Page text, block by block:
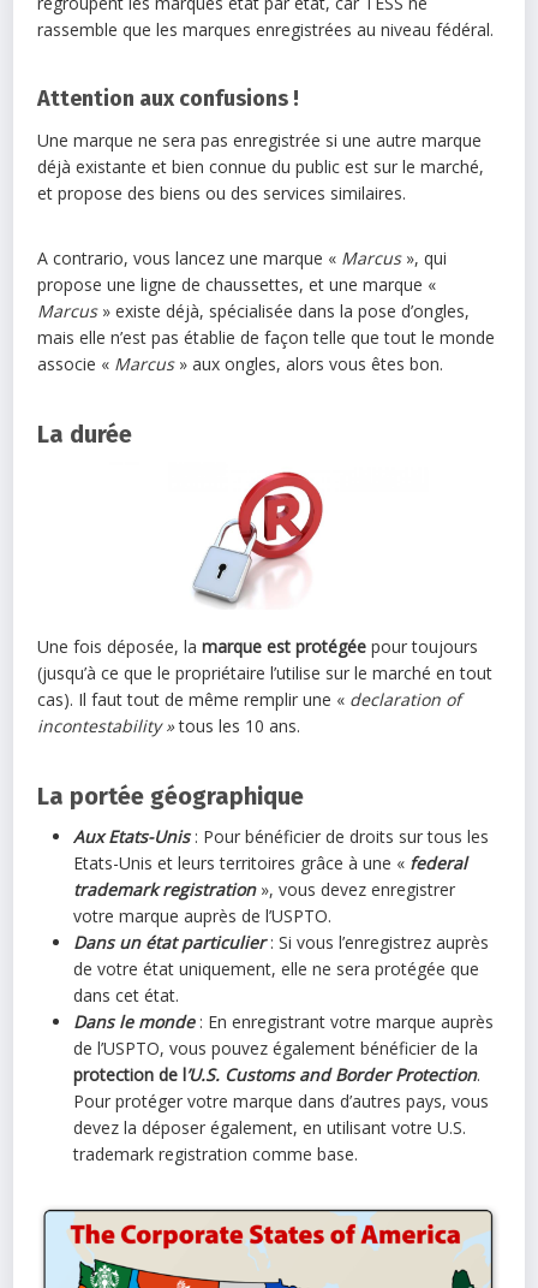
rassemble que les marques enregistrées au niveau fédéral.
Attention aux confusions !
Une marque ne sera pas enregistrée si une autre marque
déjà existante et bien connue du public est sur le marché,
et propose des biens ou des services similaires.
A contrario, vous lancez une marque « Marcus», qui
propose une ligne de chaussettes, et une marque «
Marcus» existe déjà, spécialisée dans la pose d’ongles,
mais elle n’est pas établie de façon telle que tout le monde
associe « Marcus» aux ongles, alors vous êtes bon.
La durée
Une fois déposée, lamarque est protégée pour toujours
(jusqu’à ce que le propriétaire l’utilise sur le marché en tout
cas). Il faut tout de même remplir une « declaration of
incontestability »tous les 10 ans.
La portée géographique
Aux Etats-Unis: Pour bénéficier de droits sur tous les
Etats-Unis et leurs territoires grâce à une « federal
trademark registration», vous devez enregistrer
votre marque auprès de l’USPTO.
Dans un état particulier : Si vous l’enregistrez auprès
de votre état uniquement, elle ne sera protégée que
dans cet état.
Dans le monde: En enregistrant votre marque auprès
de l’USPTO, vous pouvez également bénéficier de la
protection de l’U.S. Customs and Border Protection.
Pour protéger votre marque dans d’autres pays, vous
devez la déposer également, en utilisant votre U.S.
trademark registration comme base.